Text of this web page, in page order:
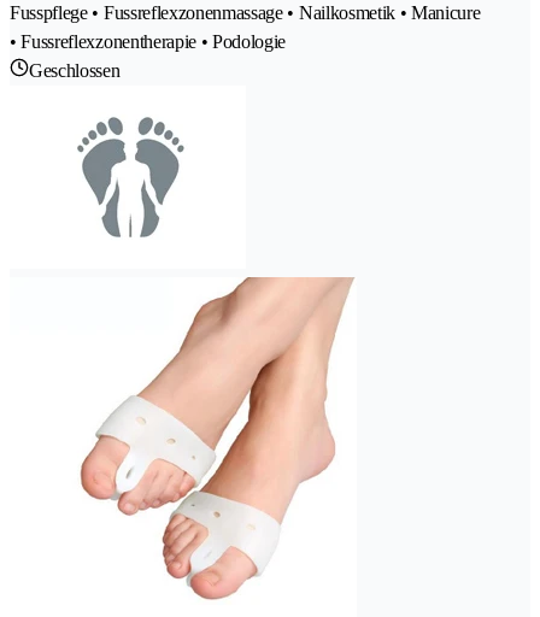
Fusspflege • Fussreflexzonenmassage • Nailkosmetik • Manicure
• Fussreflexzonentherapie • Podologie
Geschlossen